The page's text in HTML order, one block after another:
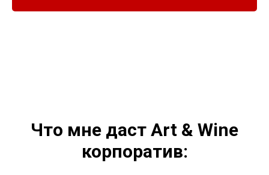
Что мне даст Art & Wine
корпоратив: